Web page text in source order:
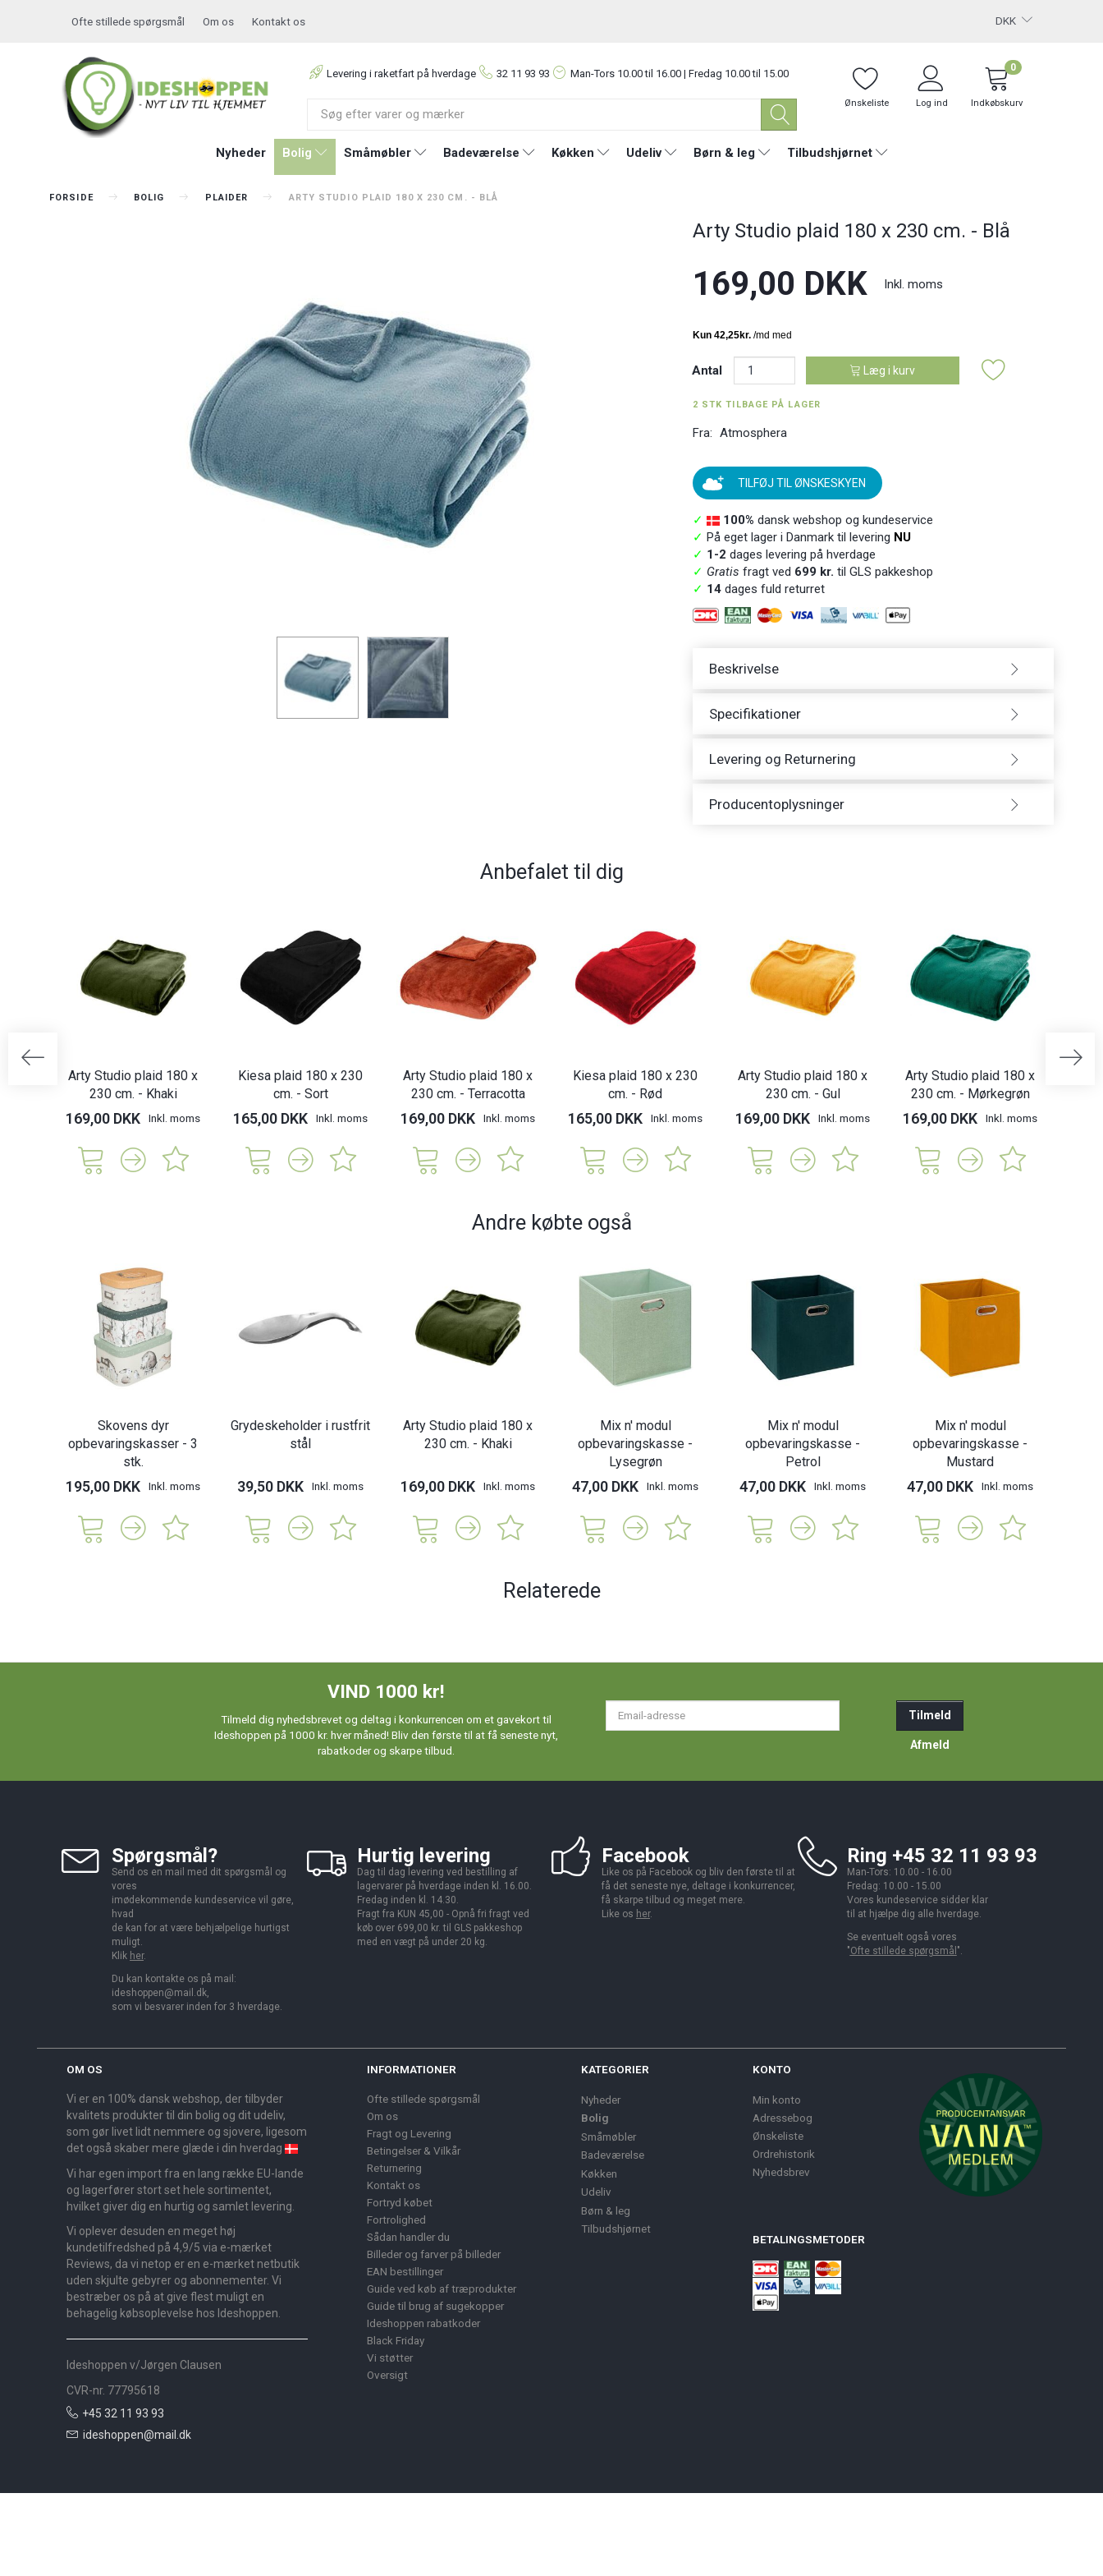
DKK
Ofte stillede spørgsmål Om os Kontakt os
Levering i raketfart på hverdage 32 11 93 93 Man-Tors 10.00 til 16.00 | Fredag 10.00 til 15.00
Ønskeliste Log ind Indkøbskurv
0
Nyheder Bolig Småmøbler Badeværelse Køkken Udeliv Børn & leg Tilbudshjørnet
FORSIDE BOLIG PLAIDER ARTY STUDIO PLAID 180 X 230 CM. - BLÅ
Arty Studio plaid 180 x 230 cm. - Blå
169,00 DKK Inkl. moms
Antal Læg i kurv
2 STK TILBAGE PÅ LAGER
Fra: Atmosphera
TILFØJ TIL ØNSKESKYEN
✓ 100% dansk webshop og kundeservice
✓ På eget lager i Danmark til levering NU
✓ 1-2 dages levering på hverdage
✓ Gratis fragt ved 699 kr. til GLS pakkeshop
✓ 14dages fuld returret
Beskrivelse
Specifikationer
Levering og Returnering
Producentoplysninger
Anbefalet til dig
Arty Studio plaid 180 x
230 cm. - Khaki
169,00 DKK Inkl. moms
Kiesa plaid 180 x 230
cm. - Sort
165,00 DKK Inkl. moms
Arty Studio plaid 180 x
230 cm. - Terracotta
169,00 DKK Inkl. moms
Kiesa plaid 180 x 230
cm. - Rød
165,00 DKK Inkl. moms
Arty Studio plaid 180 x
230 cm. - Gul
169,00 DKK Inkl. moms
Arty Studio plaid 180 x
230 cm. - Mørkegrøn
169,00 DKK Inkl. moms
Andre købte også
Skovens dyr
opbevaringskasser - 3
stk.
195,00 DKK Inkl. moms
Grydeskeholder i rustfrit
stål
39,50 DKK Inkl. moms
Arty Studio plaid 180 x
230 cm. - Khaki
169,00 DKK Inkl. moms
Mix n' modul
opbevaringskasse -
Lysegrøn
47,00 DKK Inkl. moms
Mix n' modul
opbevaringskasse -
Petrol
47,00 DKK Inkl. moms
Mix n' modul
opbevaringskasse -
Mustard
47,00 DKK Inkl. moms
Relaterede
VIND 1000 kr!
Tilmeld dig nyhedsbrevet og deltag i konkurrencen om et gavekort til
Ideshoppen på 1000 kr. hver måned! Bliv den første til at få seneste nyt,
rabatkoder og skarpe tilbud.
Tilmeld
Afmeld
Spørgsmål?
Send os en mail med dit spørgsmål og
vores
imødekommende kundeservice vil gøre,
hvad
de kan for at være behjælpelige hurtigst
muligt.
Klik her.
Du kan kontakte os på mail:
ideshoppen@mail.dk,
som vi besvarer inden for 3 hverdage.
Hurtig levering
Dag til dag levering ved bestilling af
lagervarer på hverdage inden kl. 16.00.
Fredag inden kl. 14.30.
Fragt fra KUN 45,00 - Opnå fri fragt ved
køb over 699,00 kr. til GLS pakkeshop
med en vægt på under 20 kg.
Facebook
Like os på Facebook og bliv den første til at
få det seneste nye, deltage i konkurrencer,
få skarpe tilbud og meget mere.
Like os her.
Ring +45 32 11 93 93
Man-Tors: 10.00 - 16.00
Fredag: 10.00 - 15.00
Vores kundeservice sidder klar
til at hjælpe dig alle hverdage.
Se eventuelt også vores
"Ofte stillede spørgsmål ".
OM OS
Vi er en 100% dansk webshop, der tilbyder
kvalitets produkter til din bolig og dit udeliv,
som gør livet lidt nemmere og sjovere, ligesom
det også skaber mere glæde i din hverdag
Vi har egen import fra en lang række EU-lande
og lagerfører stort set hele sortimentet,
hvilket giver dig en hurtig og samlet levering.
Vi oplever desuden en meget høj
kundetilfredshed på 4,9/5 via e-mærket
Reviews, da vi netop er en e-mærket netbutik
uden skjulte gebyrer og abonnementer. Vi
bestræber os på at give flest muligt en
behagelig købsoplevelse hos Ideshoppen.
Ideshoppen v/Jørgen Clausen
CVR-nr. 77795618
+45 32 11 93 93
ideshoppen@mail.dk
INFORMATIONER
Ofte stillede spørgsmål
Om os
Fragt og Levering
Betingelser & Vilkår
Returnering
Kontakt os
Fortryd købet
Fortrolighed
Sådan handler du
Billeder og farver på billeder
EAN bestillinger
Guide ved køb af træprodukter
Guide til brug af sugekopper
Ideshoppen rabatkoder
Black Friday
Vi støtter
Oversigt
KATEGORIER
Nyheder
Bolig
Småmøbler
Badeværelse
Køkken
Udeliv
Børn & leg
Tilbudshjørnet
KONTO
Min konto
Adressebog
Ønskeliste
Ordrehistorik
Nyhedsbrev
BETALINGSMETODER